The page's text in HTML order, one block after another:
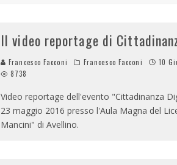
Il video reportage di
Francesco Facconi Francesco Facconi 10
8738
Video reportage dell'evento "Cittadinanza
23 maggio 2016 presso l'Aula Magna del
Mancini" di Avellino.